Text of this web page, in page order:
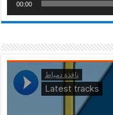
00:00